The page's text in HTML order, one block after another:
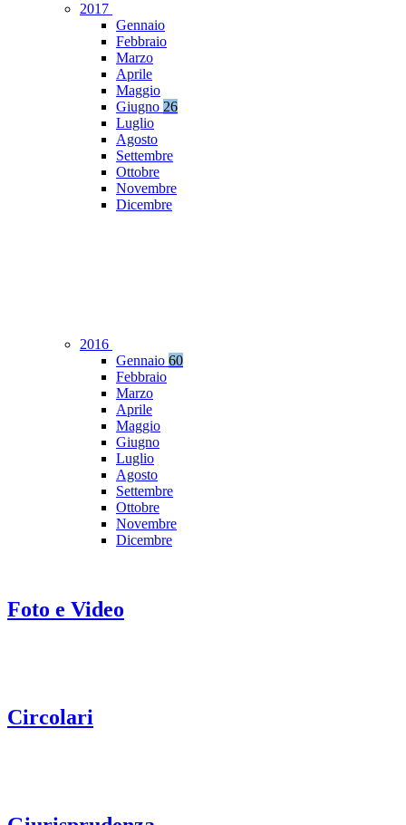
2017
Gennaio
Febbraio
Marzo
Aprile
Maggio
Giugno 26
Luglio
Agosto
Settembre
Ottobre
Novembre
Dicembre
2016
Gennaio 60
Febbraio
Marzo
Aprile
Maggio
Giugno
Luglio
Agosto
Settembre
Ottobre
Novembre
Dicembre
Foto e Video
Circolari